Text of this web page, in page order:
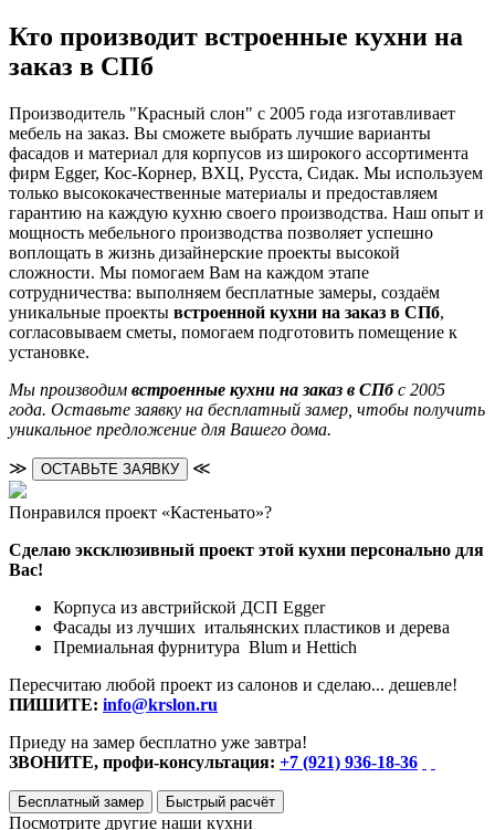
Кто производит встроенные кухни на
заказ в СПб
Производитель "Красный слон" с 2005 года изготавливает
мебель на заказ. Вы сможете выбрать лучшие варианты
фасадов и материал для корпусов из широкого ассортимента
фирм Egger, Кос-Корнер, ВХЦ, Русста, Сидак. Мы используем
только высококачественные материалы и предоставляем
гарантию на каждую кухню своего производства. Наш опыт и
мощность мебельного производства позволяет успешно
воплощать в жизнь дизайнерские проекты высокой
сложности. Мы помогаем Вам на каждом этапе
сотрудничества: выполняем бесплатные замеры, создаём
уникальные проекты встроенной кухни на заказ в СПб,
согласовываем сметы, помогаем подготовить помещение к
установке.
Мы производим встроенные кухни на заказ в СПбс 2005
года. Оставьте заявку на бесплатный замер, чтобы получить
уникальное предложение для Вашего дома.
≫ ОСТАВЬТЕ ЗАЯВКУ ≪
Понравился проект «Кастеньато»?
Сделаю эксклюзивный проект этой кухни персонально для
Вас!
Корпуса из австрийской ДСП Egger
Фасады из лучших итальянских пластиков и дерева
Премиальная фурнитура Blum и Hettich
Пересчитаю любой проект из салонов и сделаю... дешевле!
ПИШИТЕ: info@krslon.ru
Приеду на замер бесплатно уже завтра!
ЗВОНИТЕ, профи-консультация: +7 (921) 936-18-36
Бесплатный замер Быстрый расчёт
Посмотрите другие наши кухни